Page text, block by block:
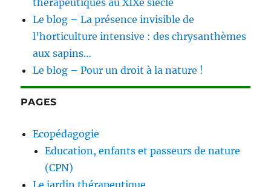
thérapeutiques au XIXe siècle
Le blog – La présence invisible de
l’horticulture intensive : des chrysanthèmes
aux sapins…
Le blog – Pour un droit à la nature !
PAGES
Ecopédagogie
Education, enfants et passeurs de nature
(CPN)